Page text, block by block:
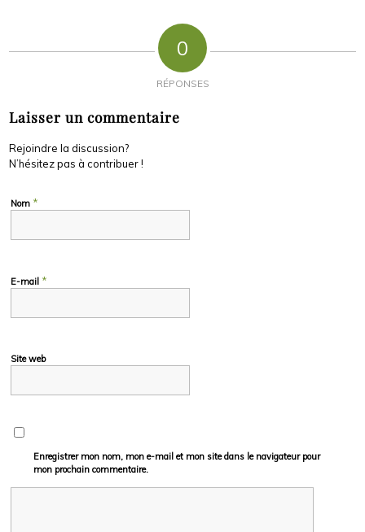
0
RÉPONSES
Laisser un commentaire
Rejoindre la discussion?
N’hésitez pas à contribuer !
Nom *
E-mail *
Site web
Enregistrer mon nom, mon e-mail et mon site dans le navigateur pour
mon prochain commentaire.